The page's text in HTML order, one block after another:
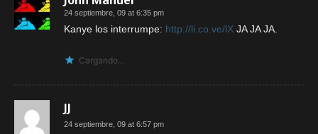
24 septiembre, 09 at 6:35 pm
Kanye los interrumpe: http://li.co.ve/lX JA JA JA.
Cargando...
JJ
24 septiembre, 09 at 6:57 pm